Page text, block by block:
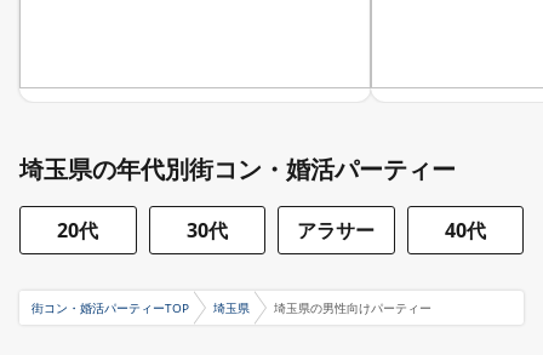
埼玉県の年代別街コン・婚活パーティー
20代 30代 アラサー 40代
街コン・婚活パーティーTOP 埼玉県 埼玉県の男性向けパーティー